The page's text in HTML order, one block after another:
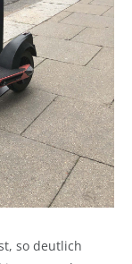
so deutlich